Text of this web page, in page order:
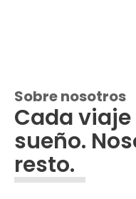
Sobre nosotros
Cada
sueño.
resto.